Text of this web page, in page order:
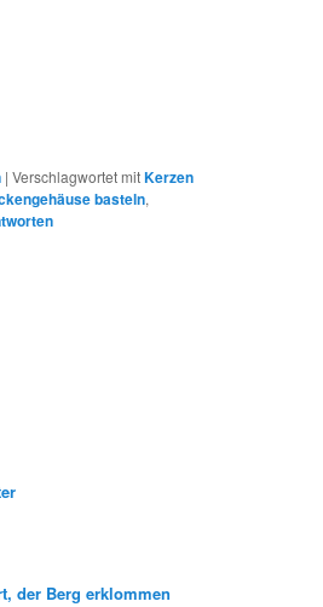
|Verschlagwortet mitKerzen
basteln,
der Berg erklommen